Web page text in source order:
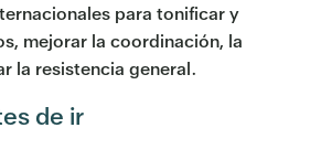
para tonificar y
mejorar la coordinación, la
la resistencia general.
de ir